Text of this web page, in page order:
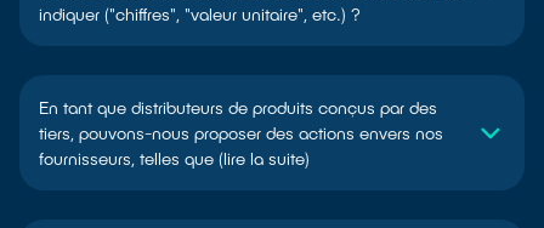
indiquer ("chiffres", "valeur unitaire", etc.) ?
En tant que distributeurs de produits conçus par des
tiers, pouvons-nous proposer des actions envers nos
fournisseurs, telles que (lire la suite)